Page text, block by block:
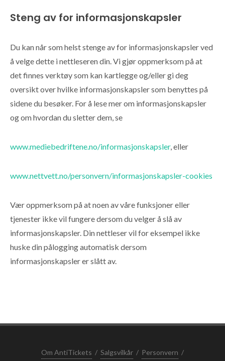
Steng av for informasjonskapsler
Du kan når som helst stenge av for informasjonskapsler ved
å velge dette i nettleseren din. Vi gjør oppmerksom på at
det finnes verktøy som kan kartlegge og/eller gi deg
oversikt over hvilke informasjonskapsler som benyttes på
sidene du besøker. For å lese mer om informasjonskapsler
og om hvordan du sletter dem, se
www.mediebedriftene.no/informasjonskapsler, eller
www.nettvett.no/personvern/informasjonskapsler-cookies
Vær oppmerksom på at noen av våre funksjoner eller
tjenester ikke vil fungere dersom du velger å slå av
informasjonskapsler. Din nettleser vil for eksempel ikke
huske din pålogging automatisk dersom
informasjonskapsler er slått av.
Om AntiTickets / Salgsvilkår / Personvern /